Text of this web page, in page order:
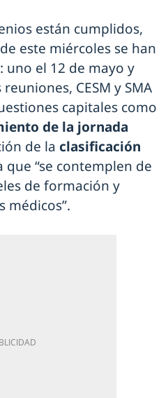
están cumplidos,
este miércoles se han
el 12 de mayo y
CESM y SMA
capitales como
de la jornada
de la clasificación
que “se contemplen de
de formación y
médicos”.